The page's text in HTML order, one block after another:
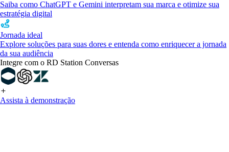
Saiba como ChatGPT e Gemini interpretam sua marca e otimize sua
estratégia digital
Jornada ideal
Explore soluções para suas dores e entenda como enriquecer a jornada
da sua audiência
Integre com o RD Station Conversas
Assista à demonstração